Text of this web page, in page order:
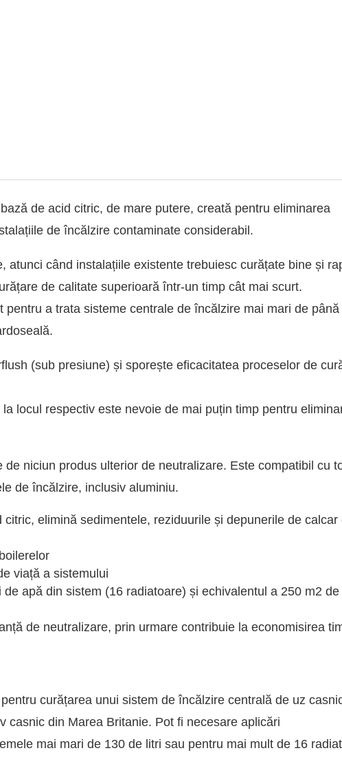
de acid citric, de mare putere, creată pentru eliminarea
de încălzire contaminate considerabil.
când instalațiile existente trebuiesc curățate bine și
de calitate superioară într-un timp cât mai scurt.
a trata sisteme centrale de încălzire mai mari de
(sub presiune) și sporește eficacitatea proceselor de
locul respectiv este nevoie de mai puțin timp pentru
niciun produs ulterior de neutralizare. Este compatibil cu
de încălzire, inclusiv aluminiu.
elimină sedimentele, reziduurile și depunerile de calcar
viață a sistemului
apă din sistem (16 radiatoare) și echivalentul a 250 m2
de neutralizare, prin urmare contribuie la economisirea
curățarea unui sistem de încălzire centrală de uz
casnic din Marea Britanie. Pot fi necesare aplicări
mai mari de 130 de litri sau pentru mai mult de 16